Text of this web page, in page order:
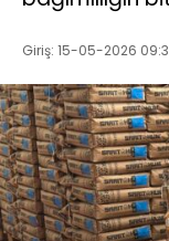
Giriş: 15-05-2026